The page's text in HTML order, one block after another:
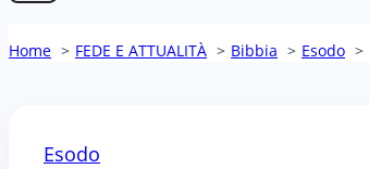
Home FEDE E ATTUALITÀ Bibbia Esodo
Esodo